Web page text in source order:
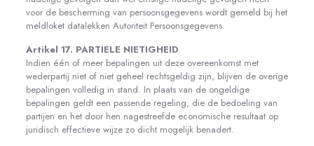
voor de bescherming van persoonsgegevens wordt gemeld bij het
meldloket datalekken Autoriteit Persoonsgegevens.
Artikel 17. PARTIELE NIETIGHEID
Indien één of meer bepalingen uit deze overeenkomst met
wederpartij niet of niet geheel rechtsgeldig zijn, blijven de overige
bepalingen volledig in stand. In plaats van de ongeldige
bepalingen geldt een passende regeling, die de bedoeling van
partijen en het door hen nagestreefde economische resultaat op
juridisch effectieve wijze zo dicht mogelijk benadert.